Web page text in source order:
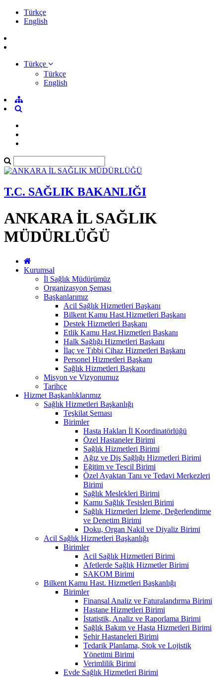
Türkçe
English
Türkçe
Türkçe
English
T.C. SAĞLIK BAKANLIĞI
ANKARA İL SAĞLIK
MÜDÜRLÜĞÜ
Kurumsal
İl Sağlık Müdürümüz
Organizasyon Şeması
Başkanlarımız
Acil Sağlık Hizmetleri Başkanı
Bilkent Kamu Hast.Hizmetleri Başkanı
Destek Hizmetleri Başkanı
Etlik Kamu Hast.Hizmetleri Başkanı
Halk Sağlığı Hizmetleri Başkanı
İlaç ve Tıbbi Cihaz Hizmetleri Başkanı
Personel Hizmetleri Başkanı
Sağlık Hizmetleri Başkanı
Misyon ve Vizyonumuz
Tarihçe
Hizmet Başkanlıklarımız
Sağlık Hizmetleri Başkanlığı
Teşkilat Şeması
Birimler
Hasta Hakları İl Koordinatörlüğü
Özel Hastaneler Birimi
Sağlık Hizmetleri Birimi
Ağız ve Diş Sağlığı Hizmetleri Birimi
Eğitim ve Tescil Birimi
Özel Ayaktan Tanı ve Tedavi Merkezleri
Birimi
Sağlık Meslekleri Birimi
Kamu Sağlık Tesisleri Birimi
Sağlık Hizmetleri İzleme, Değerlendirme
ve Denetim Birimi
Doku, Organ Nakil ve Diyaliz Birimi
Acil Sağlık Hizmetleri Başkanlığı
Birimler
Acil Sağlık Hizmetleri Birimi
Afetlerde Sağlık Hizmetler Birimi
SAKOM Birimi
Bilkent Kamu Hast. Hizmetleri Başkanlığı
Birimler
Finansal Analiz ve Faturalandırma Birimi
Hastane Hizmetleri Birimi
İstatistik, Analiz ve Raporlama Birimi
Sağlık Bakım ve Hasta Hizmetleri Birimi
Şehir Hastaneleri Birimi
Tedarik Planlama, Stok ve Lojistik
Yönetimi Birimi
Verimlilik Birimi
Evde Sağlık Hizmetleri Birimi